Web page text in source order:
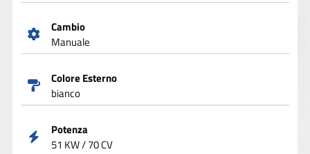
Cambio
Manuale
Colore Esterno
bianco
Potenza
51 KW / 70 CV